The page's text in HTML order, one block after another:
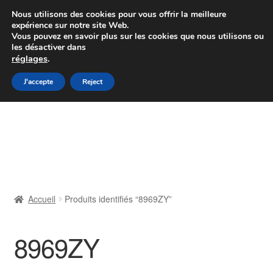
Colissimo livraison à partir de 7 EUR
Du lundi au vendredi de 9 h à 16 h
Aller
à
Aller
au
Livraison
Accueil Produits identifiés “8969ZY”
8969ZY
Nous utilisons des cookies pour vous offrir la meilleure
expérience sur notre site Web.
Vous pouvez en savoir plus sur les cookies que nous utilisons ou
les désactiver dans
réglages.
J'accepte Reject